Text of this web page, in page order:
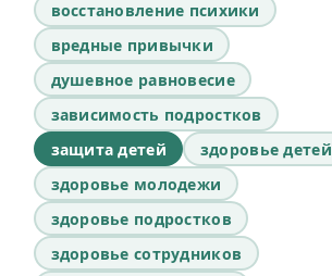
восстановление психики
вредные привычки
душевное равновесие
зависимость подростков
защита детей
здоровье детей
здоровье молодежи
здоровье подростков
здоровье сотрудников